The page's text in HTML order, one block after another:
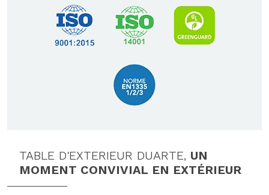
TABLE D'EXTERIEUR DUARTE, UN
MOMENT CONVIVIAL EN EXTÉRIEUR